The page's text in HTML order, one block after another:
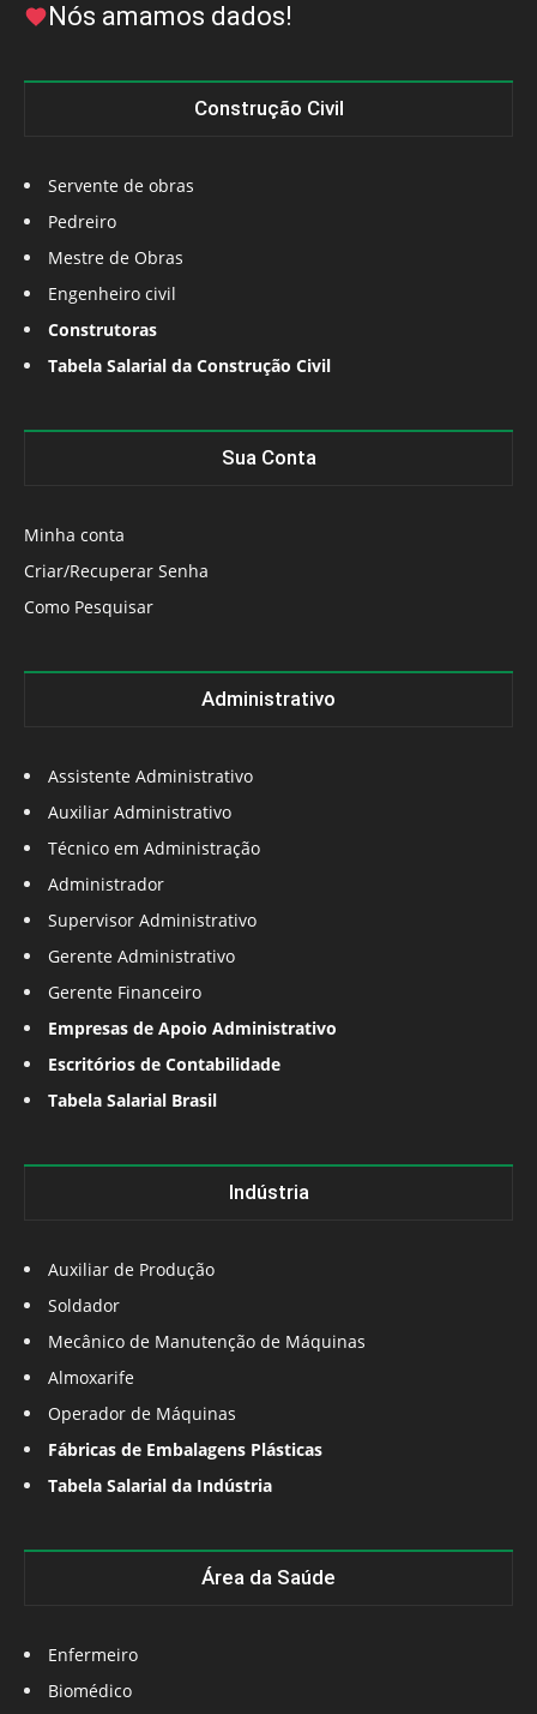
Nós amamos dados!
Construção Civil
Servente de obras
Pedreiro
Mestre de Obras
Engenheiro civil
Construtoras
Tabela Salarial da Construção Civil
Sua Conta
Minha conta
Criar/Recuperar Senha
Como Pesquisar
Administrativo
Assistente Administrativo
Auxiliar Administrativo
Técnico em Administração
Administrador
Supervisor Administrativo
Gerente Administrativo
Gerente Financeiro
Empresas de Apoio Administrativo
Escritórios de Contabilidade
Tabela Salarial Brasil
Indústria
Auxiliar de Produção
Soldador
Mecânico de Manutenção de Máquinas
Almoxarife
Operador de Máquinas
Fábricas de Embalagens Plásticas
Tabela Salarial da Indústria
Área da Saúde
Enfermeiro
Biomédico